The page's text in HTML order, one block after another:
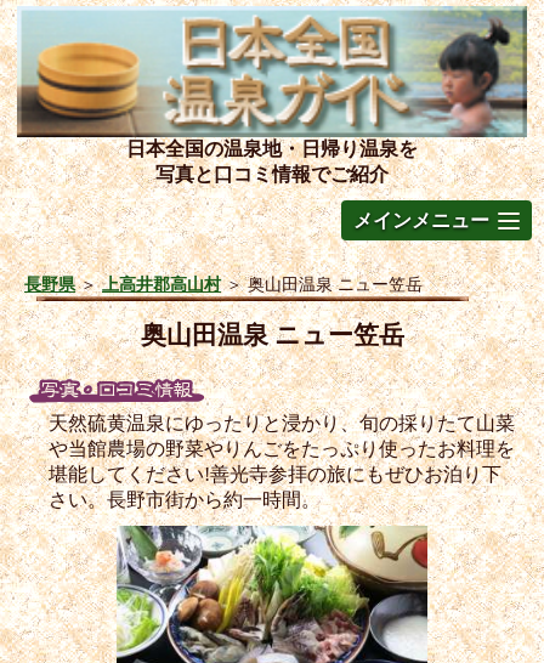
日本全国の温泉地・日帰り温泉を
写真と口コミ情報でご紹介
メインメニュー
長野県＞上高井郡高山村＞奥山田温泉 ニュー笠岳
奥山田温泉 ニュー笠岳
天然硫黄温泉にゆったりと浸かり、旬の採りたて山菜
や当館農場の野菜やりんごをたっぷり使ったお料理を
堪能してください!善光寺参拝の旅にもぜひお泊り下
さい。長野市街から約一時間。